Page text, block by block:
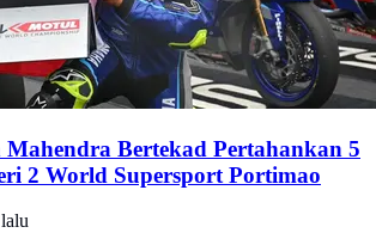
Bertekad Pertahankan 5
2 World Supersport Portimao